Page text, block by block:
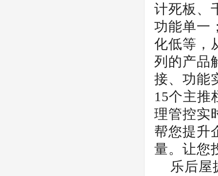
计死板、
功能单一
化低等，
列的产品
接、功能
15个主推
理管控实
帮您提升
量。让您
乐后屋